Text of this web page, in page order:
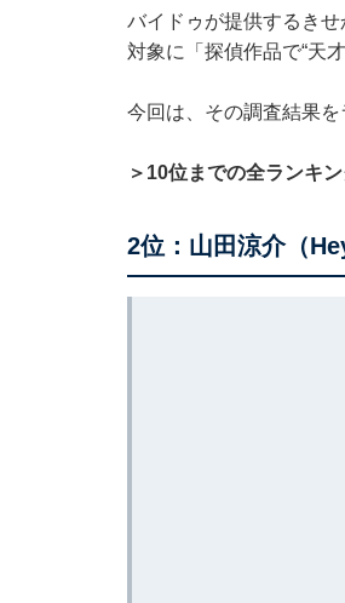
バイドゥが提供するき
対象に「探偵作品で“天
今回は、その調査結果を
＞10位までの全ランキ
2位：山田涼介（